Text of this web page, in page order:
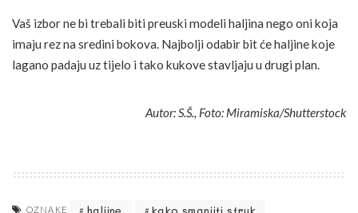
Vaš izbor ne bi trebali biti preuski modeli haljina nego oni koja
imaju rez na sredini bokova. Najbolji odabir bit će haljine koje
lagano padaju uz tijelo i tako kukove stavljaju u drugi plan.
Autor: S.Š., Foto: Miramiska/Shutterstock
OZNAKE haljine kako smanjiti struk